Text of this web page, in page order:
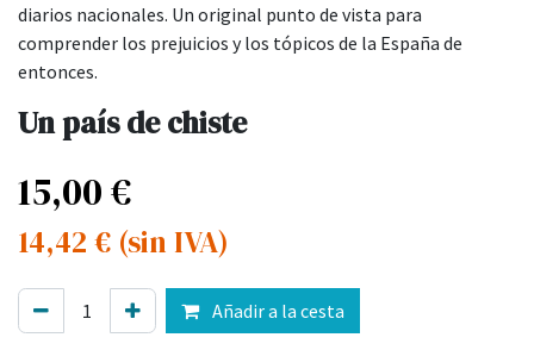
diarios nacionales. Un original punto de vista para
comprender los prejuicios y los tópicos de la España de
entonces.
Un país de chiste
15,00€
14,42 € (sin IVA)
Añadir a la cesta